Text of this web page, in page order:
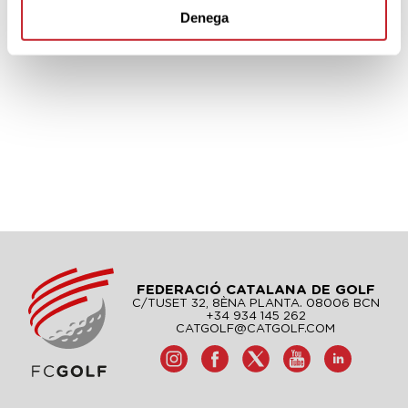
Denega
FEDERACIÓ CATALANA DE GOLF
C/TUSET 32, 8ÈNA PLANTA. 08006 BCN
+34 934 145 262
CATGOLF@CATGOLF.COM